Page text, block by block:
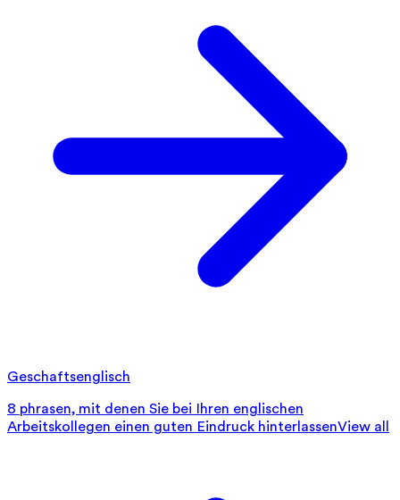
Geschaftsenglisch
8 phrasen, mit denen Sie bei Ihren englischen
Arbeitskollegen einen guten Eindruck hinterlassenView all